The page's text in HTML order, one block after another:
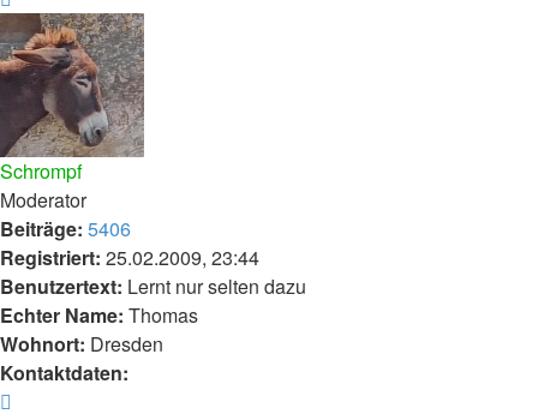
oben
Schrompf
Moderator
Beiträge: 5406
Registriert: 25.02.2009, 23:44
Benutzertext: Lernt nur selten dazu
Echter Name: Thomas
Wohnort: Dresden
Kontaktdaten: